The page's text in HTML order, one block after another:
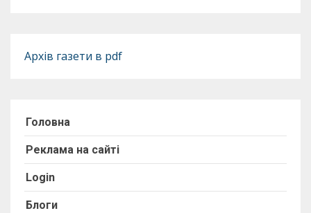
Архів газети в pdf
Головна
Реклама на сайті
Login
Блоги